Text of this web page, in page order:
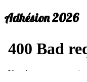
Adhésion 2026